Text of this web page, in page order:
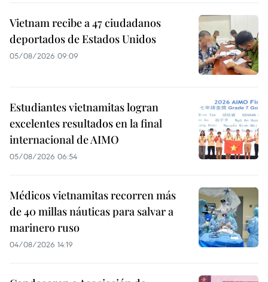
Vietnam recibe a 47 ciudadanos
deportados de Estados Unidos
05/08/2026 09:09
Estudiantes vietnamitas logran
excelentes resultados en la final
internacional de AIMO
05/08/2026 06:54
Médicos vietnamitas recorren más
de 40 millas náuticas para salvar a
marinero ruso
04/08/2026 14:19